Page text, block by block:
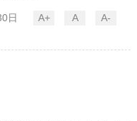
日 A+ A A-